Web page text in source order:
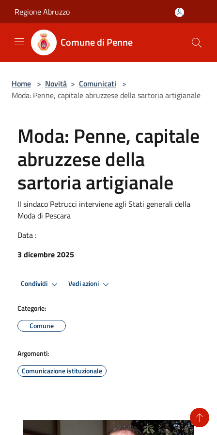
Regione Abruzzo
Comune di Penne
Home > Novità > Comunicati >
Moda: Penne, capitale abruzzese della sartoria artigianale
Moda: Penne, capitale
abruzzese della
sartoria artigianale
Il sindaco Petrucci interviene agli Stati generali della
Moda di Pescara
Data :
3 dicembre 2025
Condividi Vedi azioni
Categorie:
Comune
Argomenti:
Comunicazione istituzionale
Informazioni sui cookie
nonché un cookie tecnico analitico al solo fine di elaborare
informazioni statistiche, aggregate e anonime.
Per maggiori dettagli, può consultare la cookie policy al seguente